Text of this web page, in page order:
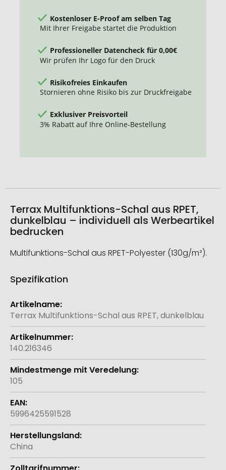
Kostenloser E-Proof am selben Tag
Mit Ihrer Freigabe startet die Produktion
Professioneller Datencheck für 0,00€
Wir prüfen Ihr Logo für den Druck
Risikofreies Einkaufen
Stornieren ohne Risiko bis zur Druckfreigabe
Exklusiver Preisvorteil
3% Rabatt auf Ihre Online-Bestellung
Terrax Multifunktions-Schal aus RPET,
dunkelblau – individuell als Werbeartikel
bedrucken
Multifunktions-Schal aus RPET-Polyester (130g/m²).
Spezifikation
Weitere
Informationen
Terrax Multifunktions-Schal aus RPET, dunkelblau
140.216346
105
5996425591528
China